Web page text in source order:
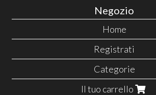
Negozio
Home
Registrati
Categorie
Il tuo carrello